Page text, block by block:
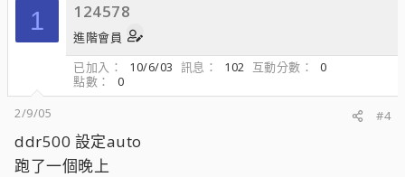
1 124578
進階會員
已加入
10/6/03 訊息 102 互動分數
0
點數
0
2/9/05
#4
ddr500 設定auto
跑了一個晚上